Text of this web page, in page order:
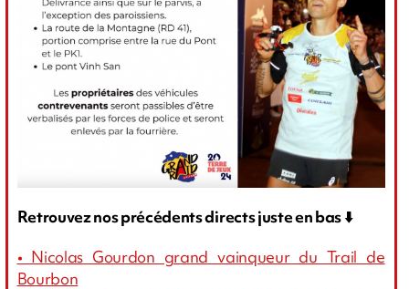
Retrouvez nos précédents directs juste en bas⬇️
• Nicolas Gourdon grand vainqueur du Trail de
Bourbon